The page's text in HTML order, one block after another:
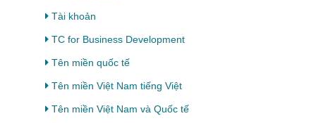
Tài khoản
TC for Business Development
Tên miền quốc tế
Tên miền Việt Nam tiếng Việt
Tên miền Việt Nam và Quốc tế